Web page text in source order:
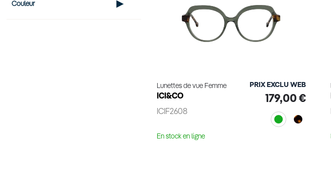
Lunettes de vue Femme
ICI&CO
ICIF2608
PRIX EXCLU WEB
179,00 €
En stock en ligne
Couleur